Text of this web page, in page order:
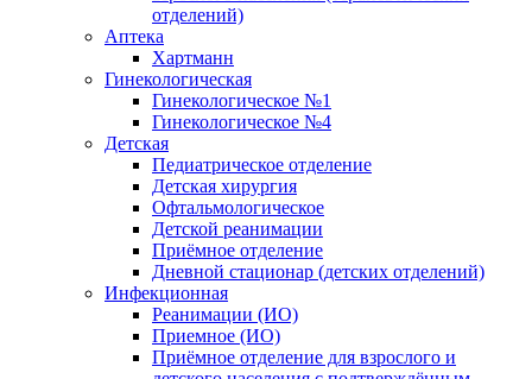
отделений)
Аптека
Хартманн
Гинекологическая
Гинекологическое №1
Гинекологическое №4
Детская
Педиатрическое отделение
Детская хирургия
Офтальмологическое
Детской реанимации
Приёмное отделение
Дневной стационар (детских отделений)
Инфекционная
Реанимации (ИО)
Приемное (ИО)
Приёмное отделение для взрослого и